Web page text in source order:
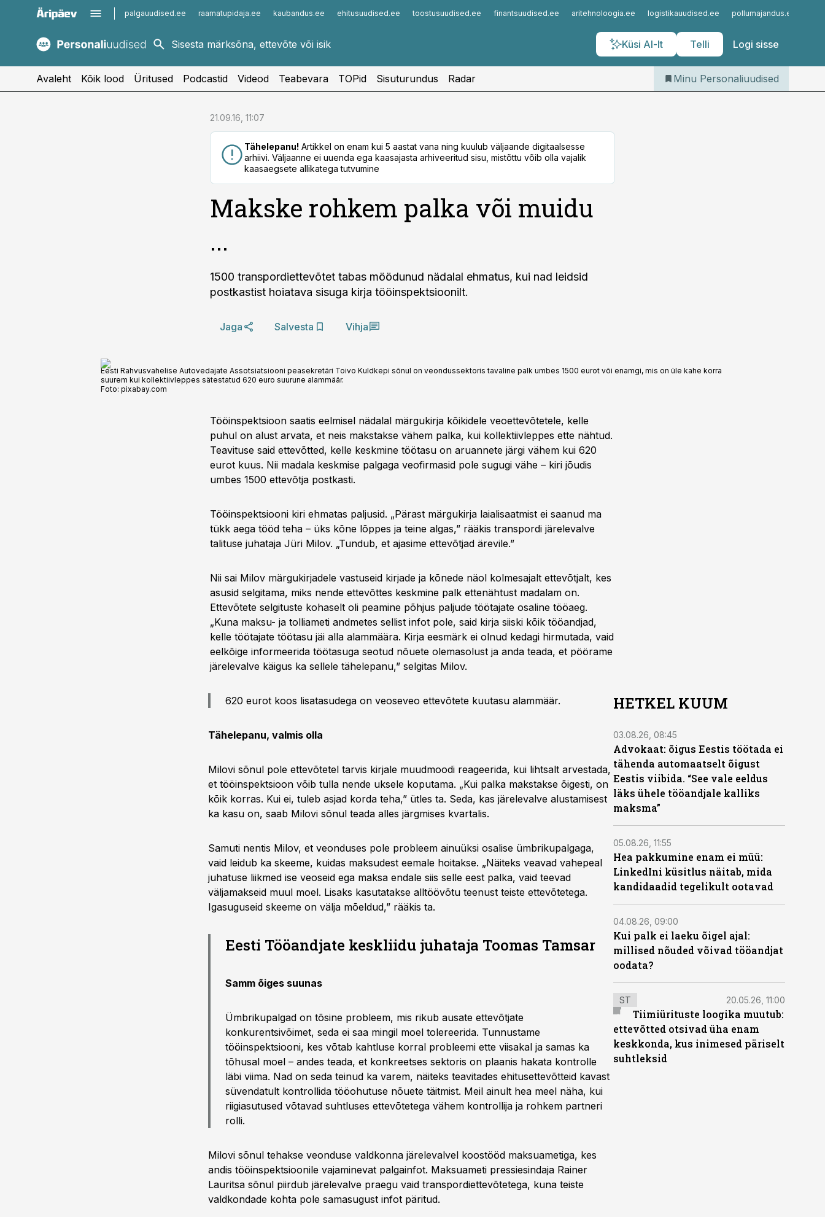
palgauudised.ee raamatupidaja.ee kaubandus.ee ehitusuudised.ee toostusuudised.ee finantsuudised.ee aritehnoloogia.ee logistikauudised.ee pollumajandus.ee
Küsi AI-lt Telli Logi sisse
kaubandus.ee
kinnisvarauudised.ee
imelineajalugu.ee
Infopank
Iseteenindus
Telli Personaliuudised
Avaleht Kõik lood Üritused Podcastid Videod Teabevara TOPid Sisuturundus Radar Minu Personaliuudised
21.09.16, 11:07
Tähelepanu! Artikkel on enam kui 5 aastat vana ning kuulub väljaande digitaalsesse
arhiivi. Väljaanne ei uuenda ega kaasajasta arhiveeritud sisu, mistõttu võib olla vajalik
kaasaegsete allikatega tutvumine
Makske rohkem palka või muidu
...
1500 transpordiettevõtet tabas möödunud nädalal ehmatus, kui nad leidsid
postkastist hoiatava sisuga kirja tööinspektsioonilt.
Jaga Salvesta Vihja
Eesti Rahvusvahelise Autovedajate Assotsiatsiooni peasekretäri Toivo Kuldkepi sõnul on veondussektoris tavaline palk umbes 1500 eurot või enamgi, mis on üle kahe korra
suurem kui kollektiivleppes sätestatud 620 euro suurune alammäär.
Foto: pixabay.com
Tööinspektsioon saatis eelmisel nädalal märgukirja kõikidele veoettevõtetele, kelle
puhul on alust arvata, et neis makstakse vähem palka, kui kollektiivleppes ette nähtud.
Teavituse said ettevõtted, kelle keskmine töötasu on aruannete järgi vähem kui 620
eurot kuus. Nii madala keskmise palgaga veofirmasid pole sugugi vähe – kiri jõudis
umbes 1500 ettevõtja postkasti.
Tööinspektsiooni kiri ehmatas paljusid. „Pärast märgukirja laialisaatmist ei saanud ma
tükk aega tööd teha – üks kõne lõppes ja teine algas,” rääkis transpordi järelevalve
talituse juhataja Jüri Milov. „Tundub, et ajasime ettevõtjad ärevile.”
Nii sai Milov märgukirjadele vastuseid kirjade ja kõnede näol kolmesajalt ettevõtjalt, kes
asusid selgitama, miks nende ettevõttes keskmine palk ettenähtust madalam on.
Ettevõtete selgituste kohaselt oli peamine põhjus paljude töötajate osaline tööaeg.
„Kuna maksu- ja tolliameti andmetes sellist infot pole, said kirja siiski kõik tööandjad,
kelle töötajate töötasu jäi alla alammäära. Kirja eesmärk ei olnud kedagi hirmutada, vaid
eelkõige informeerida töötasuga seotud nõuete olemasolust ja anda teada, et pöörame
järelevalve käigus ka sellele tähelepanu,” selgitas Milov.
620 eurot koos lisatasudega on veoseveo ettevõtete kuutasu alammäär.
Tähelepanu, valmis olla
Milovi sõnul pole ettevõtetel tarvis kirjale muudmoodi reageerida, kui lihtsalt arvestada,
et tööinspektsioon võib tulla nende uksele koputama. „Kui palka makstakse õigesti, on
kõik korras. Kui ei, tuleb asjad korda teha,” ütles ta. Seda, kas järelevalve alustamisest
ka kasu on, saab Milovi sõnul teada alles järgmises kvartalis.
Samuti nentis Milov, et veonduses pole probleem ainuüksi osalise ümbrikupalgaga,
vaid leidub ka skeeme, kuidas maksudest eemale hoitakse. „Näiteks veavad vahepeal
juhatuse liikmed ise veoseid ega maksa endale siis selle eest palka, vaid teevad
väljamakseid muul moel. Lisaks kasutatakse alltöövõtu teenust teiste ettevõtetega.
Igasuguseid skeeme on välja mõeldud,” rääkis ta.
Eesti Tööandjate keskliidu juhataja Toomas Tamsar
Samm õiges suunas
Ümbrikupalgad on tõsine probleem, mis rikub ausate ettevõtjate
konkurentsivõimet, seda ei saa mingil moel tolereerida. Tunnustame
tööinspektsiooni, kes võtab kahtluse korral probleemi ette viisakal ja samas ka
tõhusal moel – andes teada, et konkreetses sektoris on plaanis hakata kontrolle
läbi viima. Nad on seda teinud ka varem, näiteks teavitades ehitusettevõtteid kavast
süvendatult kontrollida tööohutuse nõuete täitmist. Meil ainult hea meel näha, kui
riigiasutused võtavad suhtluses ettevõtetega vähem kontrollija ja rohkem partneri
rolli.
Milovi sõnul tehakse veonduse valdkonna järelevalvel koostööd maksuametiga, kes
andis tööinspektsioonile vajaminevat palgainfot. Maksuameti pressiesindaja Rainer
Lauritsa sõnul piirdub järelevalve praegu vaid transpordiettevõtetega, kuna teiste
valdkondade kohta pole samasugust infot päritud.
HETKEL KUUM
03.08.26, 08:45
Advokaat: õigus Eestis töötada ei
tähenda automaatselt õigust
Eestis viibida. “See vale eeldus
läks ühele tööandjale kalliks
maksma”
05.08.26, 11:55
Hea pakkumine enam ei müü:
LinkedIni küsitlus näitab, mida
kandidaadid tegelikult ootavad
04.08.26, 09:00
Kui palk ei laeku õigel ajal:
millised nõuded võivad tööandjat
oodata?
ST 20.05.26, 11:00
Tiimiürituste loogika muutub:
ettevõtted otsivad üha enam
keskkonda, kus inimesed päriselt
suhtleksid